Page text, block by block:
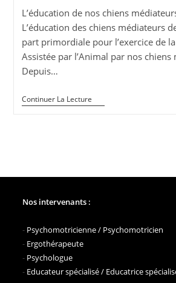
L’éducation de nos chiens
L’éducation des chiens médiateurs
part primordiale pour l’exercice de
Assistée par l’Animal par nos chiens
Depuis…
Continuer La Lecture[CHIENS
DE
Nos intervenants :
- Psychomotricienne / Psychomotricien
- Ergothérapeute
- Psychologue
- Educateur spécialisé / Educatrice